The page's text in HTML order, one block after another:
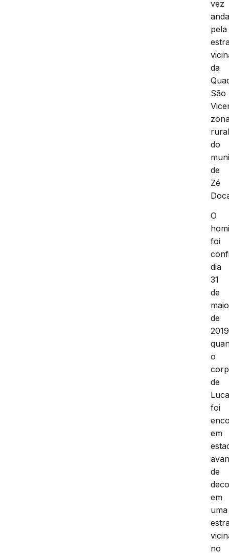
vez
pela
da
São
do
de
Zé
O
foi
dia
31
de
maio
de
2019
o
de
foi
em
de
em
uma
no